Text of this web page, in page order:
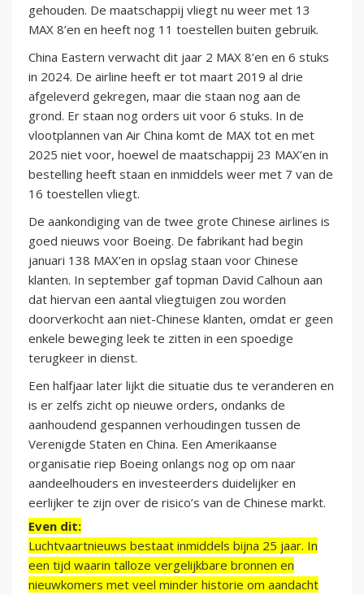
gehouden. De maatschappij vliegt nu weer met 13
MAX 8’en en heeft nog 11 toestellen buiten gebruik.
China Eastern verwacht dit jaar 2 MAX 8’en en 6 stuks
in 2024. De airline heeft er tot maart 2019 al drie
afgeleverd gekregen, maar die staan nog aan de
grond. Er staan nog orders uit voor 6 stuks. In de
vlootplannen van Air China komt de MAX tot en met
2025 niet voor, hoewel de maatschappij 23 MAX’en in
bestelling heeft staan en inmiddels weer met 7 van de
16 toestellen vliegt.
De aankondiging van de twee grote Chinese airlines is
goed nieuws voor Boeing. De fabrikant had begin
januari 138 MAX’en in opslag staan voor Chinese
klanten. In september gaf topman David Calhoun aan
dat hiervan een aantal vliegtuigen zou worden
doorverkocht aan niet-Chinese klanten, omdat er geen
enkele beweging leek te zitten in een spoedige
terugkeer in dienst.
Een halfjaar later lijkt die situatie dus te veranderen en
is er zelfs zicht op nieuwe orders, ondanks de
aanhoudend gespannen verhoudingen tussen de
Verenigde Staten en China. Een Amerikaanse
organisatie riep Boeing onlangs nog op om naar
aandeelhouders en investeerders duidelijker en
eerlijker te zijn over de risico’s van de Chinese markt.
Even dit:
Luchtvaartnieuws bestaat inmiddels bijna 25 jaar. In
een tijd waarin talloze vergelijkbare bronnen en
nieuwkomers met veel minder historie om aandacht